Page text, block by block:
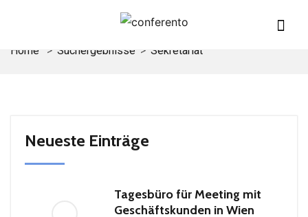
Home Suchergebnisse Sekretariat
Neueste Einträge
Tagesbüro für Meeting mit
Geschäftskunden in Wien